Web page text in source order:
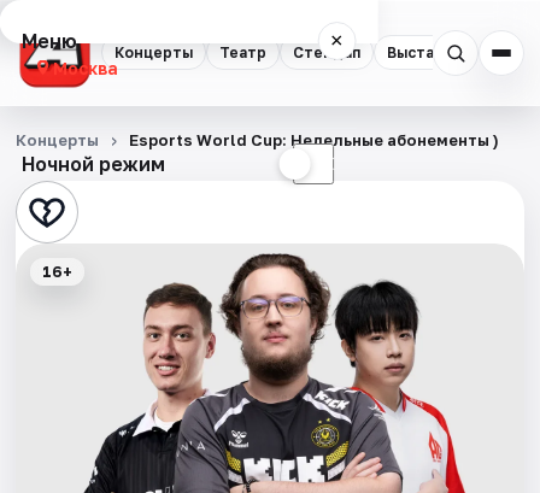
Концерты Театр Стендап Выставки
Меню ×
Москва
Концерты
Театр
Стендап
Ночной режим ☾
Концерты Esports World Cup: Недельные абонементы )
16+